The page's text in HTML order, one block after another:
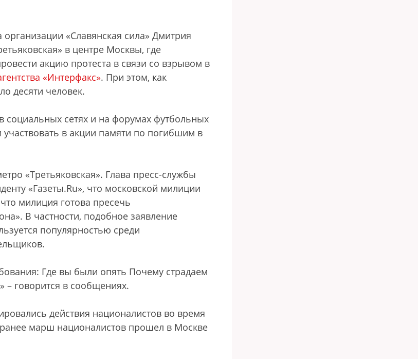
«Славянская сила» Дмитрия
в центре Москвы, где
акцию протеста в связи со взрывом в
«Интерфакс». При этом, как
десяти человек.
сетях и на форумах футбольных
в акции памяти по погибшим в
«Третьяковская». Глава пресс-службы
«Газеты.Ru», что московской милиции
милиция готова пресечь
В частности, подобное заявление
популярностью среди
Где вы были опять Почему страдаем
говорится в сообщениях.
действия националистов во время
марш националистов прошел в Москве